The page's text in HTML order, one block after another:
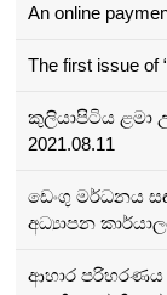
An online
The first issue of
කුලියාපිටිය ළමා
2021.08.11
ඩෙංගු මර්ධනය
අධ්‍යාපන
ආහාර